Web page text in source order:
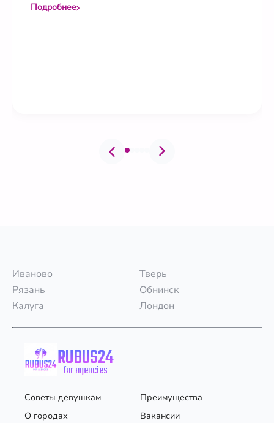
Подробнее
Иваново
Тверь
Рязань
Обнинск
Калуга
Лондон
RUBUS24
for agencies
Советы девушкам
Преимущества
О городах
Вакансии